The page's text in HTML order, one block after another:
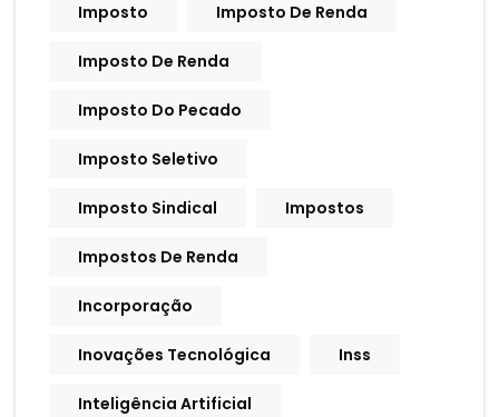
Imposto Imposto De Renda
Imposto De Renda
Imposto Do Pecado
Imposto Seletivo
Imposto Sindical Impostos
Impostos De Renda
Incorporação
Inovações Tecnológica Inss
Inteligência Artificial